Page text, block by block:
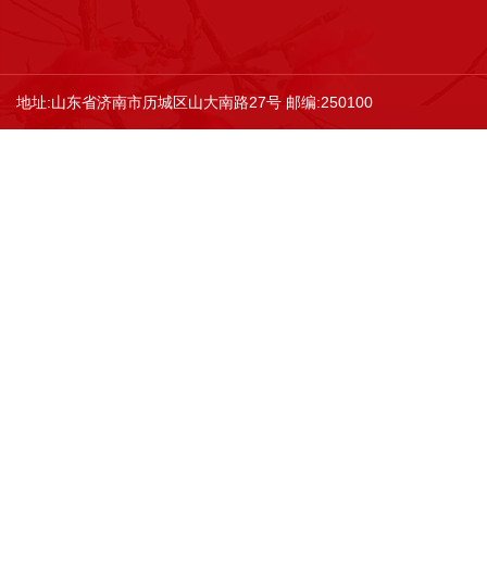
地址:山东省济南市历城区山大南路27号 邮编:250100